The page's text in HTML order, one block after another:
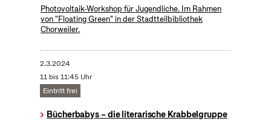
​Photovoltaik-Workshop für Jugendliche. Im Rahmen
von "Floating Green" in der Stadtteilbibliothek
Chorweiler.
2.3.2024
11 bis 11:45 Uhr
Eintritt frei
Bücherbabys – die literarische Krabbelgruppe